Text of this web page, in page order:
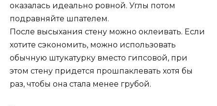
оказалась идеально ровной. Углы потом
подравняйте шпателем.
После высыхания стену можно оклеивать. Если
хотите сэкономить, можно использовать
обычную штукатурку вместо гипсовой, при
этом стену придется прошпаклевать хотя бы
раз, чтобы она стала менее грубой.